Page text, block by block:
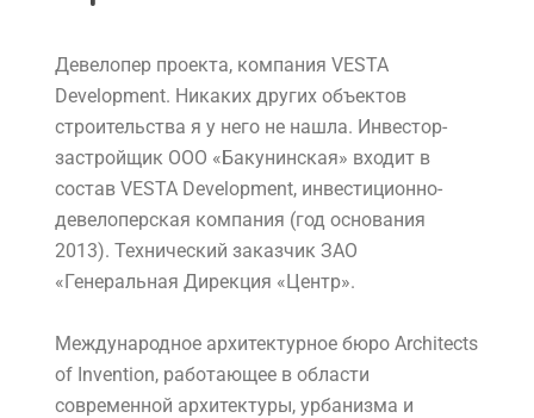
Девелопер проекта, компания VESTA
Development. Никаких других объектов
строительства я у него не нашла. Инвестор-
застройщик ООО «Бакунинская» входит в
состав VESTA Development, инвестиционно-
девелоперская компания (год основания
2013). Технический заказчик ЗАО
«Генеральная Дирекция «Центр».
Международное архитектурное бюро Architects
of Invention, работающее в области
современной архитектуры, урбанизма и